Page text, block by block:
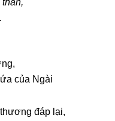
của Ngài
đáp lại,